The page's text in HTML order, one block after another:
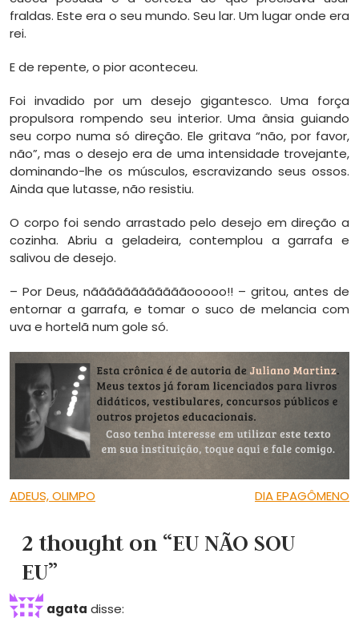
fraldas. Este era o seu mundo. Seu lar. Um lugar onde era
rei.
E de repente, o pior aconteceu.
Foi invadido por um desejo gigantesco. Uma força
propulsora rompendo seu interior. Uma ânsia guiando
seu corpo numa só direção. Ele gritava “não, por favor,
não”, mas o desejo era de uma intensidade trovejante,
dominando-lhe os músculos, escravizando seus ossos.
Ainda que lutasse, não resistiu.
O corpo foi sendo arrastado pelo desejo em direção a
cozinha. Abriu a geladeira, contemplou a garrafa e
salivou de desejo.
– Por Deus, nããããããããããããooooo!! – gritou, antes de
entornar a garrafa, e tomar o suco de melancia com
uva e hortelã num gole só.
Navegação de Post
ADEUS, OLIMPO DIA EPAGÔMENO
2 thought on “EU NÃO SOU
EU”
agata disse: